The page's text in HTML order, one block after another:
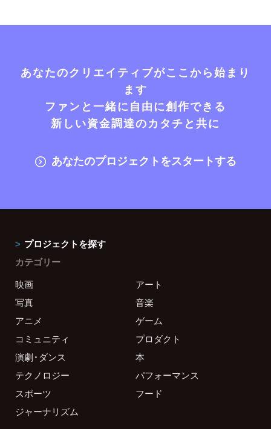
あなたのクリエイティブがここから始まり
ます
ファンと一緒に自由に創作できる
新しい資金調達のカタチと共に
あなたのプロジェクトをスタートする
プロジェクトを探す
カテゴリー
映画
アート
写真
音楽
アニメ
ゲーム
コミュニティ
プロダクト
演劇・ダンス
本
テクノロジー
パフォーマンス
スポーツ
フード
ジャーナリズム